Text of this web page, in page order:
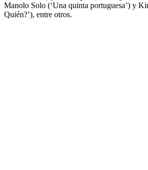
Manolo Solo (‘Una quinta portuguesa’) y
Quién?’), entre otros.